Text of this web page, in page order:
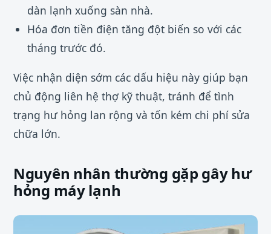
dàn lạnh xuống sàn nhà.
Hóa đơn tiền điện tăng đột biến so với các
tháng trước đó.
Việc nhận diện sớm các dấu hiệu này giúp bạn
chủ động liên hệ thợ kỹ thuật, tránh để tình
trạng hư hỏng lan rộng và tốn kém chi phí sửa
chữa lớn.
Nguyên nhân thường gặp gây hư
hỏng máy lạnh